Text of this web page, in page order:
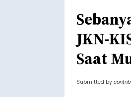
JKN-
Saat
Submitted by